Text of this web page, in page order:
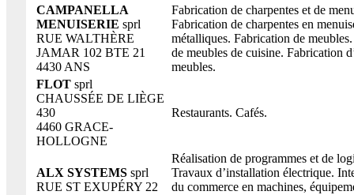
CAMPANELLA
MENUISERIE sprl
RUE WALTHÈRE
JAMAR 102 BTE 21
4430 ANS
Fabrication de charpentes et de
Fabrication de charpentes en
métalliques. Fabrication de
de meubles de cuisine. Fabrication
meubles.
FLOT sprl
CHAUSSÉE DE LIÈGE
430
4460 GRACE-
HOLLOGNE
Restaurants. Cafés.
ALX SYSTEMS sprl
RUE ST EXUPÉRY 22
Réalisation de programmes et de
Travaux d’installation électrique.
du commerce en machines,